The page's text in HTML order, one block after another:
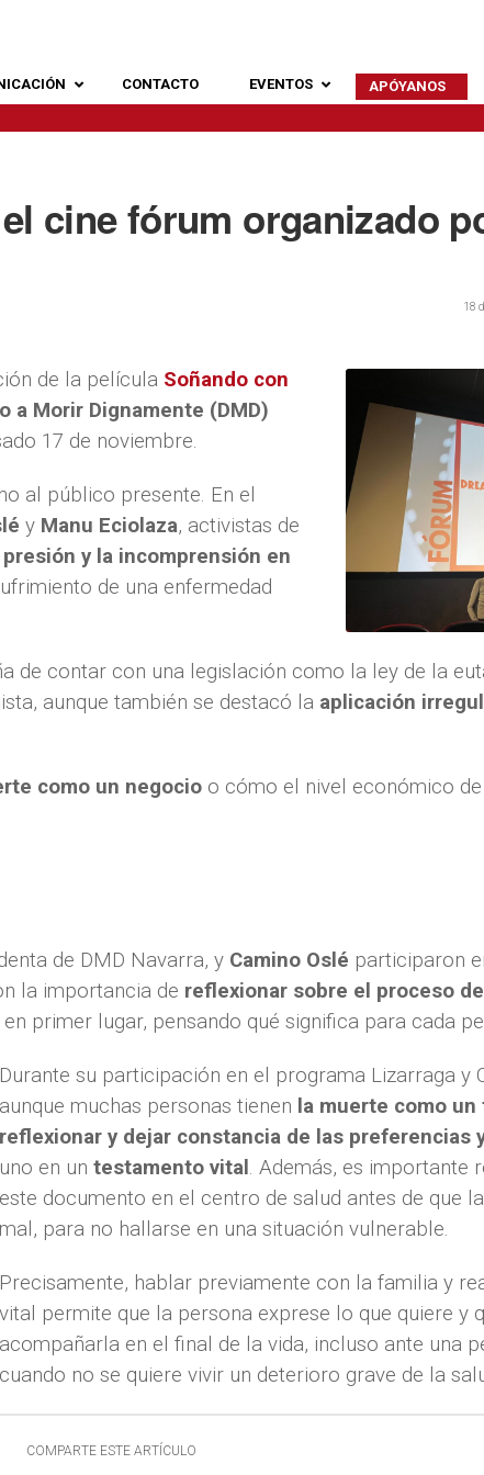
CONTACTO EVENTOS APÓYANOS
cine fórum organizado
18
de la película Soñando con
a Morir Dignamente (DMD)
17 de noviembre.
al público presente. En el
y Manu Eciolaza, activistas de
presión y la incomprensión en
de una enfermedad
de contar con una legislación como la ley de la
aunque también se destacó la aplicación
como un negocio o cómo el nivel económico
de DMD Navarra, y Camino Oslé participaron
la importancia de reflexionar sobre el proceso
primer lugar, pensando qué significa para cada
Durante su participación en el programa Lizarraga y
aunque muchas personas tienen la muerte como un
reflexionar y dejar constancia de las preferencias
uno en un testamento vital . Además, es importante
este documento en el centro de salud antes de que
mal, para no hallarse en una situación vulnerable.
Precisamente, hablar previamente con la familia y
vital permite que la persona exprese lo que quiere y
acompañarla en el final de la vida, incluso ante una
cuando no se quiere vivir un deterioro grave de la
COMPARTE ESTE ARTÍCULO